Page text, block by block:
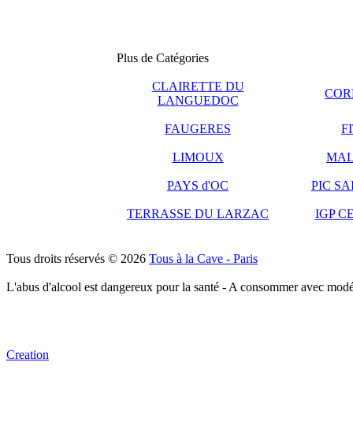
Plus de Catégories
CLAIRETTE DU
LANGUEDOC
FAUGERES
LIMOUX
PAYS d'OC PIC
TERRASSE DU LARZAC IGP
Tous droits réservés © 2026 Tous à la Cave - Paris
L'abus d'alcool est dangereux pour la santé - A consommer avec
Creation